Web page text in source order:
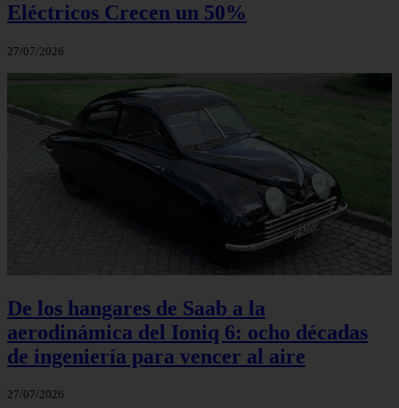
Eléctricos Crecen un 50%
27/07/2026
De los hangares de Saab a la
aerodinámica del Ioniq 6: ocho décadas
de ingeniería para vencer al aire
27/07/2026